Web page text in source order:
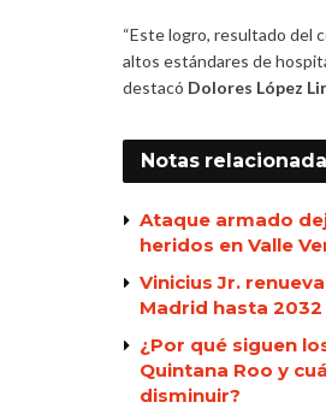
“Este logro, resultado del
altos estándares de
destacó Dolores López
Notas
Ataque armado
heridos en Valle
Vinicius Jr.
Madrid hasta 2032
¿Por qué siguen
Quintana Roo y
disminuir?